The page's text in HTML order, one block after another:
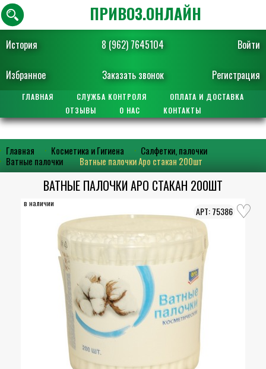
История 8 (962) 7645104 Войти
Избранное Заказать звонок Регистрация
ПРИВОЗ.ОНЛАЙН
ГЛАВНАЯ СЛУЖБА КОНТРОЛЯ
ОПЛАТА И ДОСТАВКА
ОТЗЫВЫ
О НАС КОНТАКТЫ
Главная Косметика и Гигиена
Салфетки, палочки
Ватные палочки
Ватные палочки Аро стакан 200шт
ВАТНЫЕ ПАЛОЧКИ АРО СТАКАН 200ШТ
в наличии
75386